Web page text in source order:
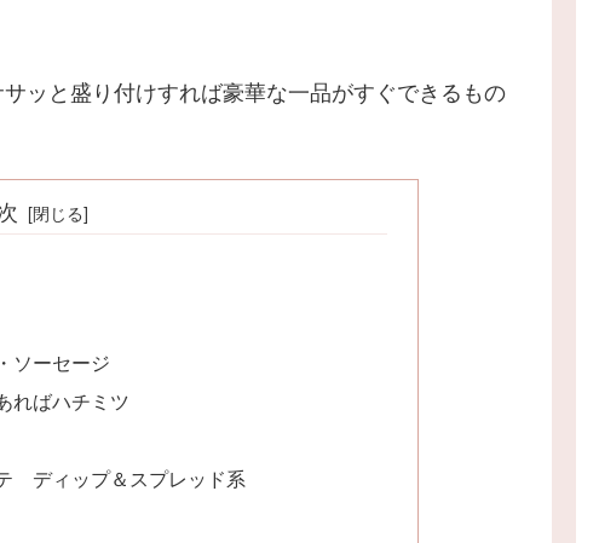
ッと盛り付けすれば豪華な一品がすぐできるもの
ソーセージ
ればハチミツ
ディップ＆スプレッド系